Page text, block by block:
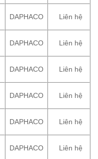
DAPHACO Liên hệ
DAPHACO Liên hệ
DAPHACO Liên hệ
DAPHACO Liên hệ
DAPHACO Liên hệ
DAPHACO Liên hệ